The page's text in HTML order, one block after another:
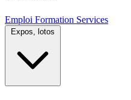
Emploi Formation Services
Expos, lotos